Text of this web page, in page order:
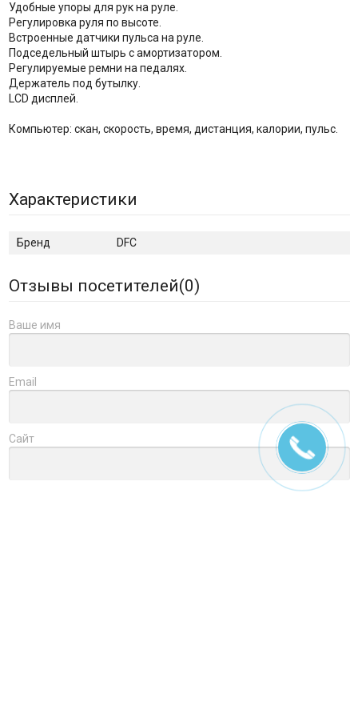
Удобные упоры для рук на руле.
Регулировка руля по высоте.
Встроенные датчики пульса на руле.
Подседельный штырь с амортизатором.
Регулируемые ремни на педалях.
Держатель под бутылку.
LCD дисплей.
Компьютер: скан, скорость, время, дистанция, калории, пульс.
Характеристики
Бренд DFC
Отзывы посетителей(0)
Ваше имя
Email
Сайт